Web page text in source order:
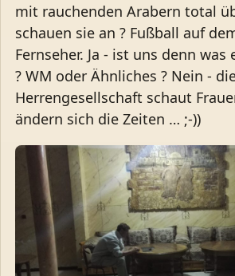
mit rauchenden Arabern total
schauen sie an ? Fußball auf
Fernseher. Ja - ist uns denn was
? WM oder Ähnliches ? Nein -
Herrengesellschaft schaut
ändern sich die Zeiten … ;-))